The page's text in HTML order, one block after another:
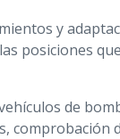
y
posiciones
de
comprobación